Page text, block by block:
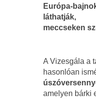
Európa-
meccseken
A Vizesgála a
hasonlóan
amelyen bárki